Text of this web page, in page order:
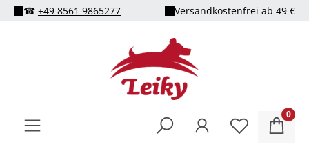
springen
☎ +49 8561 9865277 Versandkostenfrei ab 49 €
0